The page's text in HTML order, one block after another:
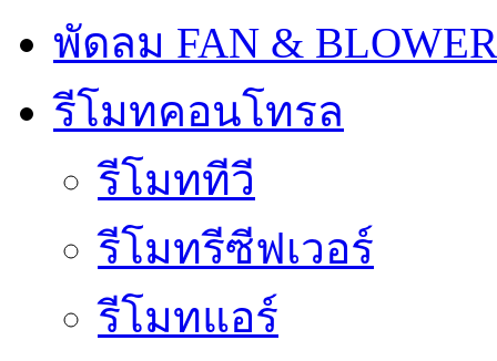
พัดลม FAN & BLOWER
รีโมทคอนโทรล
รีโมททีวี
รีโมทรีซีฟเวอร์
รีโมทแอร์